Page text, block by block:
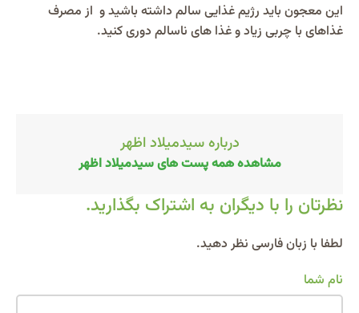
این معجون باید رژیم غذایی سالم داشته باشید و از مصرف
غذاهای با چربی زیاد و غذا های ناسالم دوری کنید.
درباره سیدمیلاد اظهر
مشاهده همه پست های سیدمیلاد اظهر
نظرتان را با دیگران به اشتراک بگذارید.
لطفا با زبان فارسی نظر دهید.
نام شما
Alternative: